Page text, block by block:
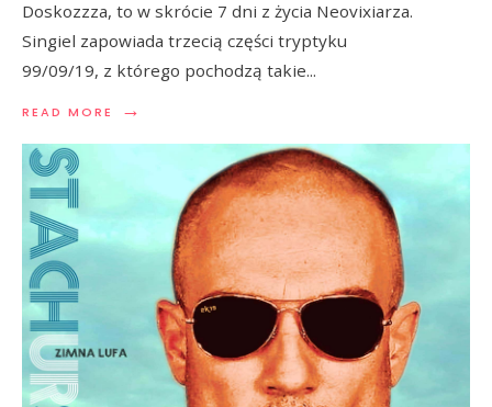
Doskozzza, to w skrócie 7 dni z życia Neovixiarza.
Singiel zapowiada trzecią części tryptyku
99/09/19, z którego pochodzą takie...
READ MORE →